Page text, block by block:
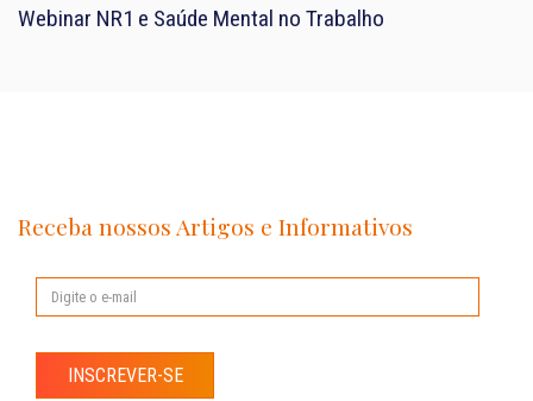
Webinar NR1 e Saúde Mental no Trabalho
Receba nossos Artigos e Informativos
INSCREVER-SE